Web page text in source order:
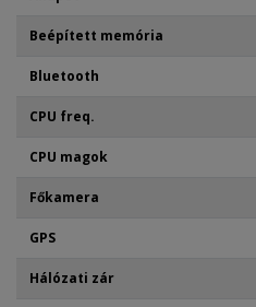
Beépített memória
Bluetooth
CPU freq.
CPU magok
Főkamera
GPS
Hálózati zár